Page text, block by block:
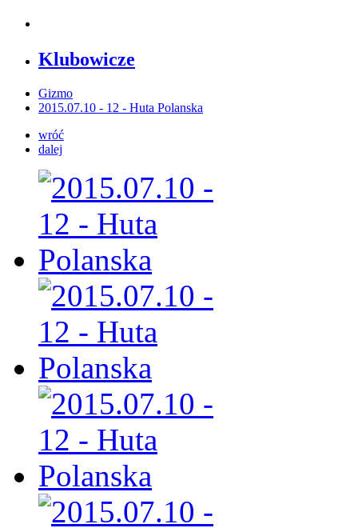
Klubowicze
Gizmo
2015.07.10 - 12 - Huta Polanska
wróć
dalej